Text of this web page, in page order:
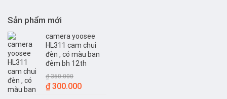
Sản phẩm mới
camera yoosee
HL311 cam chui
đèn , có màu ban
đêm bh 12th
₫350.000
Giá
₫300.000Giá